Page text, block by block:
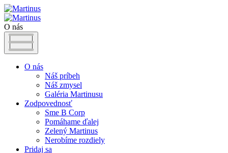
O nás
O nás
Náš príbeh
Náš zmysel
Galéria Martinusu
Zodpovednosť
Sme B Corp
Pomáhame ďalej
Zelený Martinus
Nerobíme rozdiely
Pridaj sa